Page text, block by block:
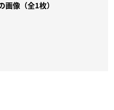
画像（全1枚）